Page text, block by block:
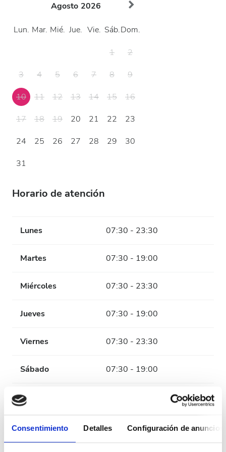
Consentimiento Detalles Configuración de anuncios
Agosto 2026
Lun. Mar. Mié. Jue. Vie. Sáb.Dom.
1
2
3
4 5 6 7 8
9
10
11 12 13 14 15
16
17
18 19 20 21 22
23
24
25 26 27 28 29
30
31
Horario de atención
Lunes 07:30 - 23:30
Martes 07:30 - 19:00
Miércoles 07:30 - 23:30
Jueves 07:30 - 19:00
Viernes 07:30 - 23:30
Sábado 07:30 - 19:00
Domingo
Personal